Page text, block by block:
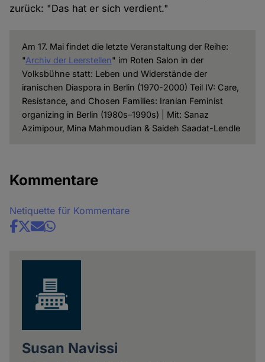
zurück: "Das hat er sich verdient."
Am 17. Mai findet die letzte Veranstaltung der Reihe:
"Archiv der Leerstellen" im Roten Salon in der
Volksbühne statt: Leben und Widerstände der
iranischen Diaspora in Berlin (1970-2000) Teil IV: Care,
Resistance, and Chosen Families: Iranian Feminist
organizing in Berlin (1980s–1990s) | Mit: Sanaz
Azimipour, Mina Mahmoudian & Saideh Saadat-Lendle
Kommentare
Netiquette für Kommentare
Share
Susan Navissi